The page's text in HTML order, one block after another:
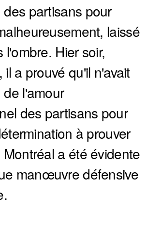
partisans pour
laissé
l'ombre. Hier soir,
a prouvé qu'il n'avait
l'amour
des partisans pour
à prouver
a été évidente
manœuvre défensive